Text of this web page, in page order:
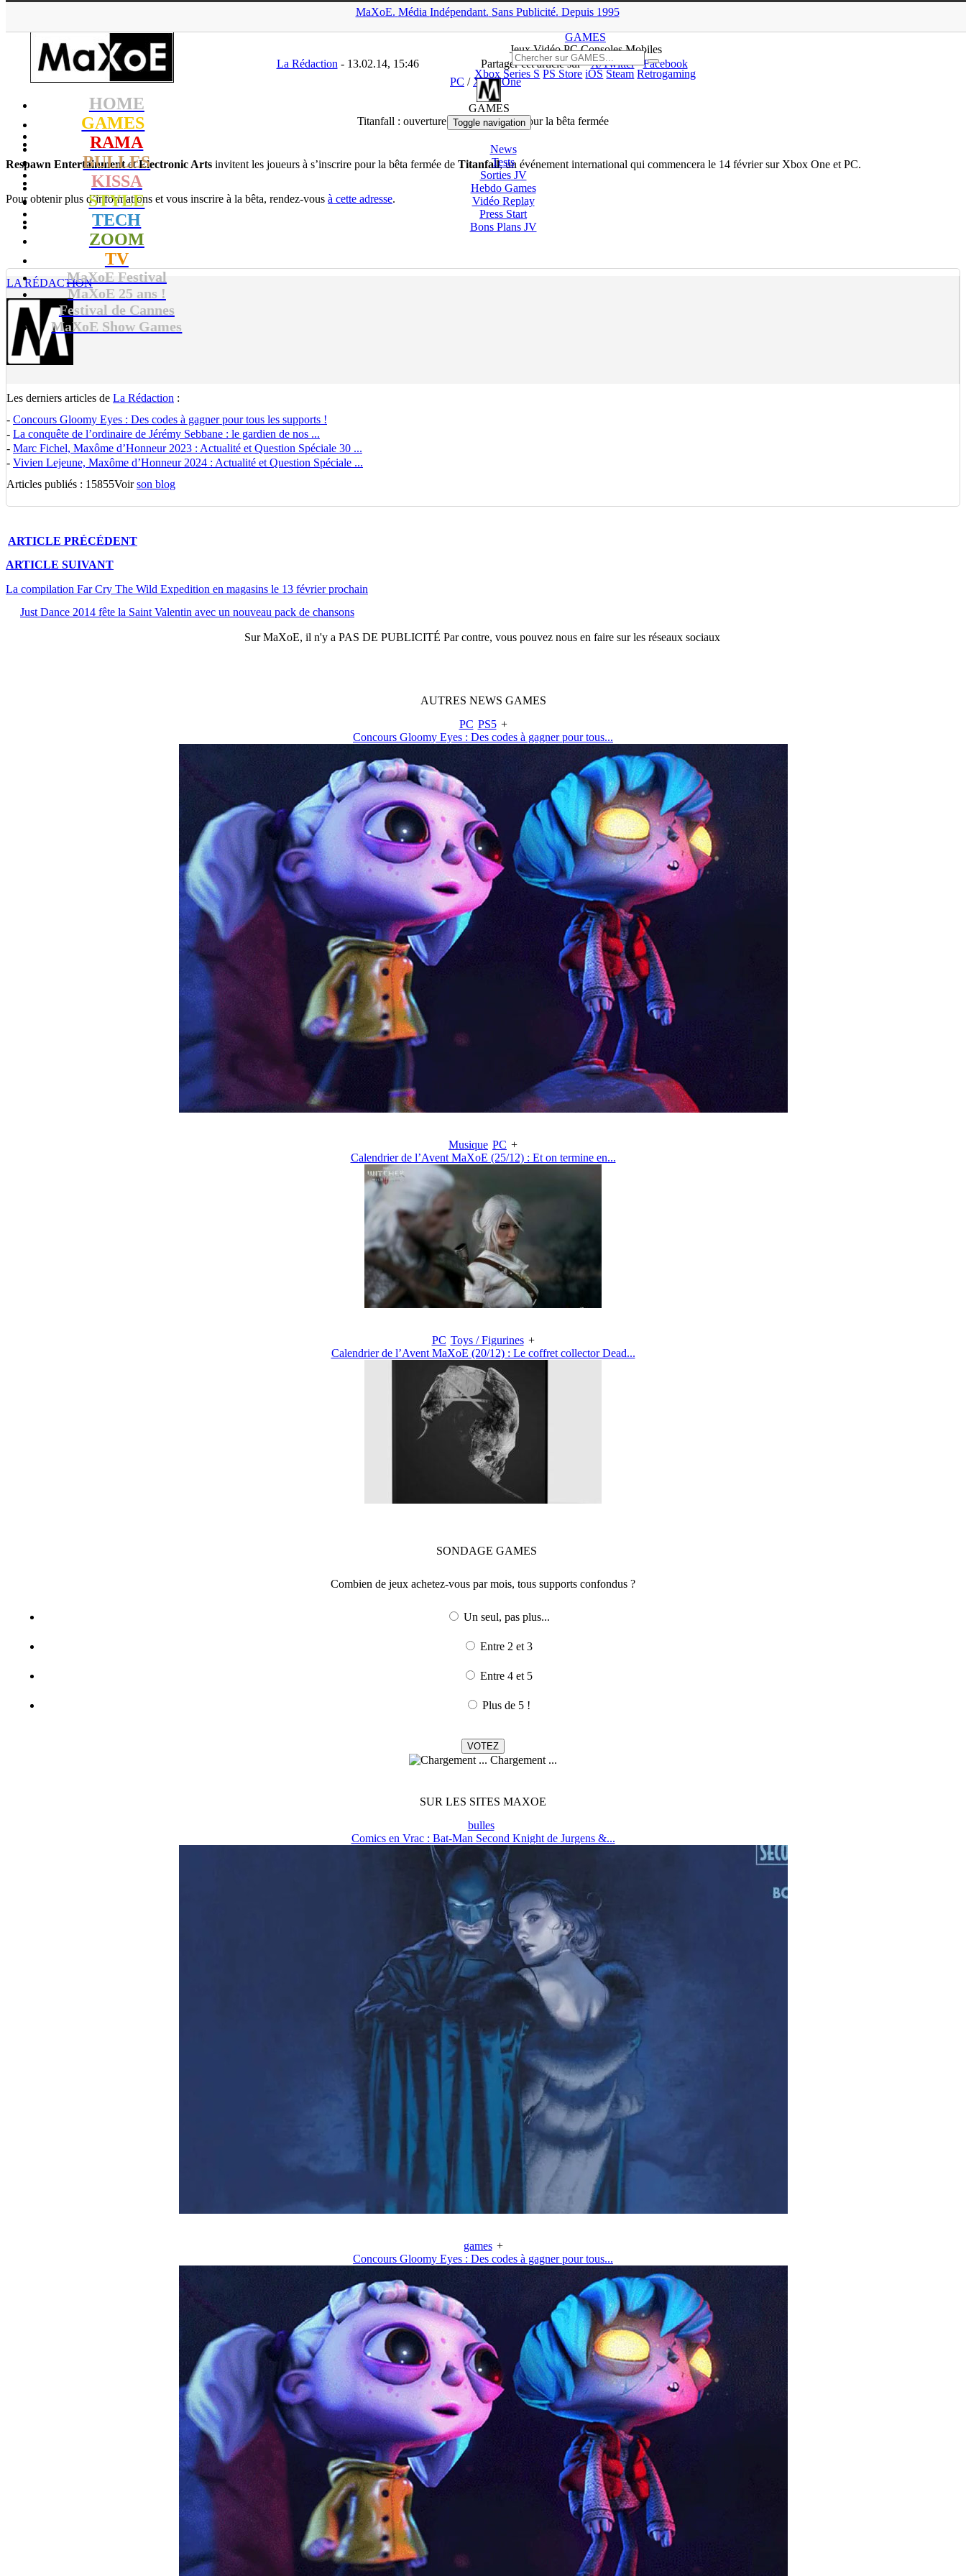
MaXoE. Média Indépendant. Sans Publicité. Depuis 1995
HOME
GAMES
RAMA
BULLES
KISSA
STYLE
TECH
ZOOM
TV
MaXoE Festival
MaXoE 25 ans !
Festival de Cannes
MaXoE Show Games
GAMES
JeuxVidéoPC Consoles Mobiles
Xbox Series S PS Store iOS Steam Retrogaming
GAMES
Toggle navigation
News
Tests
SortiesJV
Hebdo Games
Vidéo Replay
Press Start
Bons PlansJV
▲
La Rédaction - 13.02.14, 15:46 Partager cet article sur X/Twitter
Facebook
PC / Xbox One
Titanfall : ouverture des inscriptions pour la bêta fermée
Respawn EntertainmentetElectronic Arts invitent les joueurs à s’inscrire pour la bêta fermée de Titanfall, un événement international qui commencera le 14 février sur Xbox One et PC.
Pour obtenir plus d’informations et vous inscrire à la bêta, rendez-vous à cette adresse.
LA RÉDACTION
Les derniers articles de La Rédaction :
- Concours Gloomy Eyes : Des codes à gagner pour tous les supports !
- La conquête de l’ordinaire de Jérémy Sebbane : le gardien de nos ...
- Marc Fichel, Maxôme d’Honneur 2023 : Actualité et Question Spéciale 30 ...
- Vivien Lejeune, Maxôme d’Honneur 2024 : Actualité et Question Spéciale ...
Articles publiés : 15855Voirson blog
ARTICLE PRÉCÉDENT
ARTICLE SUIVANT
La compilation Far Cry The Wild Expedition en magasins le 13 février prochain
Just Dance 2014 fête la Saint Valentin avec un nouveau pack de chansons
SurMaXoE, il n'y a PAS DE PUBLICITÉ Par contre, vous pouvez nous en faire sur les réseaux sociaux
AUTRES NEWS GAMES
PC PS5 +
Concours Gloomy Eyes : Des codes à gagner pour tous...
Musique PC +
Calendrier de l’Avent MaXoE (25/12) : Et on termine en...
PC Toys / Figurines +
Calendrier de l’Avent MaXoE (20/12) : Le coffret collector Dead...
SONDAGE GAMES
Combien de jeux achetez-vous par mois, tous supports confondus ?
Un seul, pas plus...
Entre 2 et 3
Entre 4 et 5
Plus de 5 !
Chargement ...
SUR LES SITES MAXOE
bulles
Comics en Vrac : Bat-Man Second Knight de Jurgens &...
games +
Concours Gloomy Eyes : Des codes à gagner pour tous...